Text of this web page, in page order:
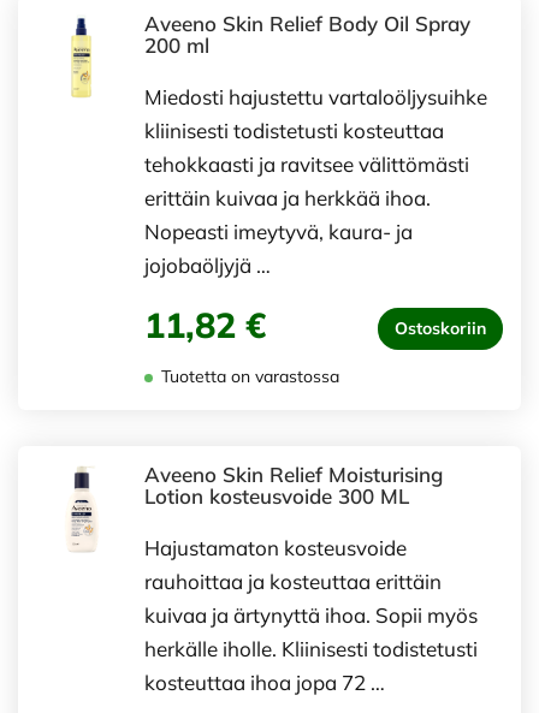
Aveeno Skin Relief Body Oil Spray
200 ml
Miedosti hajustettu vartaloöljysuihke
kliinisesti todistetusti kosteuttaa
tehokkaasti ja ravitsee välittömästi
erittäin kuivaa ja herkkää ihoa.
Nopeasti imeytyvä, kaura- ja
jojobaöljyjä …
11,82 € Ostoskoriin
Tuotetta on varastossa
Aveeno Skin Relief Moisturising
Lotion kosteusvoide 300 ML
Hajustamaton kosteusvoide
rauhoittaa ja kosteuttaa erittäin
kuivaa ja ärtynyttä ihoa. Sopii myös
herkälle iholle. Kliinisesti todistetusti
kosteuttaa ihoa jopa 72 …